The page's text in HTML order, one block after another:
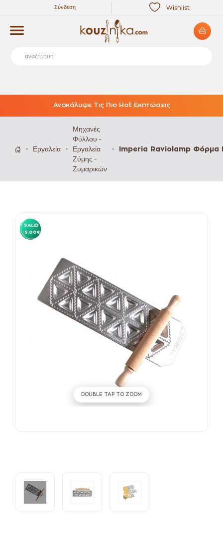
Wishlist
Σύνδεση
Ανακάλυψε Τις Πιο Hot Εκπτώσεις
> Εργαλεία >
Μηχανές
Φύλλου -
Εργαλεία
Ζύμης -
Ζυμαρικών
> Imperia Raviolamp Φόρμα
SALE!
-5.00€
DOUBLE TAP TO ZOOM